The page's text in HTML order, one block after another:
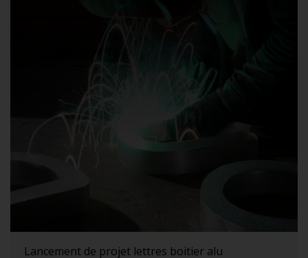
Lancement de projet lettres boitier alu